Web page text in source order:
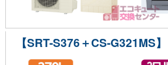
【SRT-S376＋CS-G321MS】